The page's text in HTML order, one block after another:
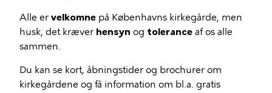
Alle er velkomne på Københavns kirkegårde, men
husk, det kræver hensyn og tolerance af os alle
sammen.
Du kan se kort, åbningstider og brochurer om
kirkegårdene og få information om bl.a. gratis